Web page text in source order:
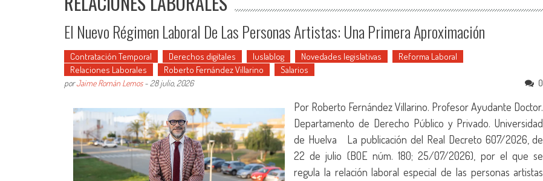
El Nuevo Régimen Laboral De Las Personas Artistas: Una Primera Aproximación
Contratación Temporal Derechos digitales Iuslablog Novedades legislativas
Reforma Laboral
Relaciones Laborales
Roberto Fernández Villarino Salarios
porJaime Román Lemos- 28 julio, 2026 0
Por Roberto Fernández Villarino. Profesor Ayudante Doctor.
Departamento de Derecho Público y Privado. Universidad
de Huelva La publicación del Real Decreto 607/2026, de
22 de julio (BOE núm. 180; 25/07/2026), por el que se
regula la relación laboral especial de las personas artistas